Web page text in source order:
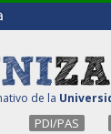
de la
PDI/PAS